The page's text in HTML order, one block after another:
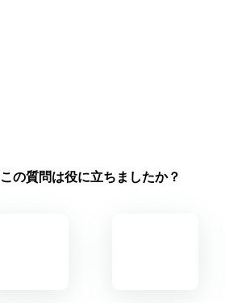
この質問は役に立ちましたか？